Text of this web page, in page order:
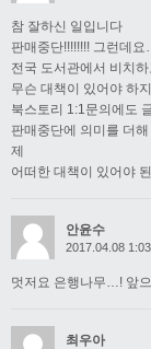
참 잘하신 일입니다
판매중단!!!!!!!! 그런데
전국 도서관에서 비치
무슨 대책이 있어야 하
북스토리 1:1문의에도
판매중단에 의미를 더
제
어떠한 대책이 있어야
안윤수
2017.04.08
멋저요 은행나무…! 앞
최우아